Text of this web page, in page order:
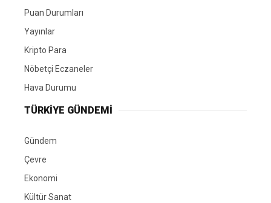
Puan Durumları
Yayınlar
Kripto Para
Nöbetçi Eczaneler
Hava Durumu
TÜRKIYE GÜNDEMI
Gündem
Çevre
Ekonomi
Kültür Sanat